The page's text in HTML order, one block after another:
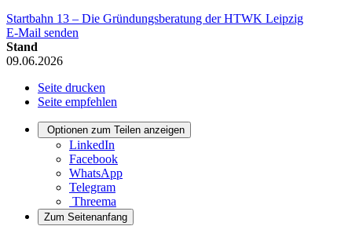
Startbahn 13 – Die Gründungsberatung der HTWK Leipzig
E-Mail senden
Stand
09.06.2026
Seite drucken
Seite empfehlen
Optionen zum Teilen anzeigen
LinkedIn
Facebook
WhatsApp
Telegram
Threema
Zum Seitenanfang